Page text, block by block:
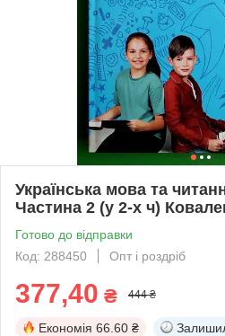
Українська мова та
Частина 2 (у 2-х ч)
Готово до відправки
Код: 288450
Опт і роздріб
377,40 ₴ 444 ₴
Економія 66.60 ₴